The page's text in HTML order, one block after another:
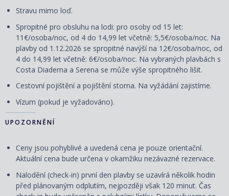
Stravu mimo loď.
Spropitné pro obsluhu na lodi: pro osoby od 15 let:
11€/osoba/noc, od 4 do 14,99 let včetně: 5,5€/osoba/noc. Na
plavby od 1.12.2026 se spropitné navýší na 12€/osoba/noc, od
4 do 14,99 let včetně: 6€/osoba/noc. Na vybraných plavbách s
Costa Diadema a Serena se může výše spropitného lišit.
Cestovní pojištění a pojištění storna. Na vyžádání zajistíme.
Vízum (pokud je vyžadováno).
UPOZORNĚNÍ
Ceny jsou pohyblivé a uvedená cena je pouze orientační.
Aktuální cena bude určena v okamžiku nezávazné rezervace.
Nalodění (check-in) první den plavby se uzavírá několik hodin
před plánovaným odplutím, nejpozději však 120 minut. Čas